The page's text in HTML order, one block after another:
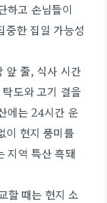
하고 손님들이
중한 집일 가능성
앞 줄, 식사 시간
도와 고기 결을
에는 24시간 운
이 현지 풍미를
지역 특산 흑돼
할 때는 현지 소